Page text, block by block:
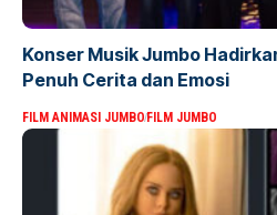
Konser Musik Jumbo
Penuh Cerita dan Emosi
FILM ANIMASI JUMBOFILM JUMBO